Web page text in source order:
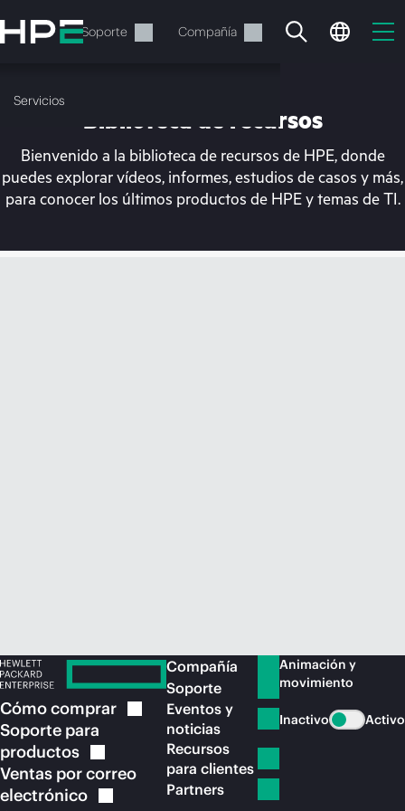
al
contenido
Servicios Soporte Compañía
Servicios
En estos momentos, tu
Biblioteca de recursos
Bienvenido a la biblioteca de recursos de HPE, donde
puedes explorar vídeos, informes, estudios de casos y más,
para conocer los últimos productos de HPE y temas de TI.
Cómocomprar
Soporte para
productos
Ventas por correo
electrónico
Compañía
Soporte
Eventos y
noticias
Recursos
para clientes
Partners
Animación y
movimiento
Inactivo Activo